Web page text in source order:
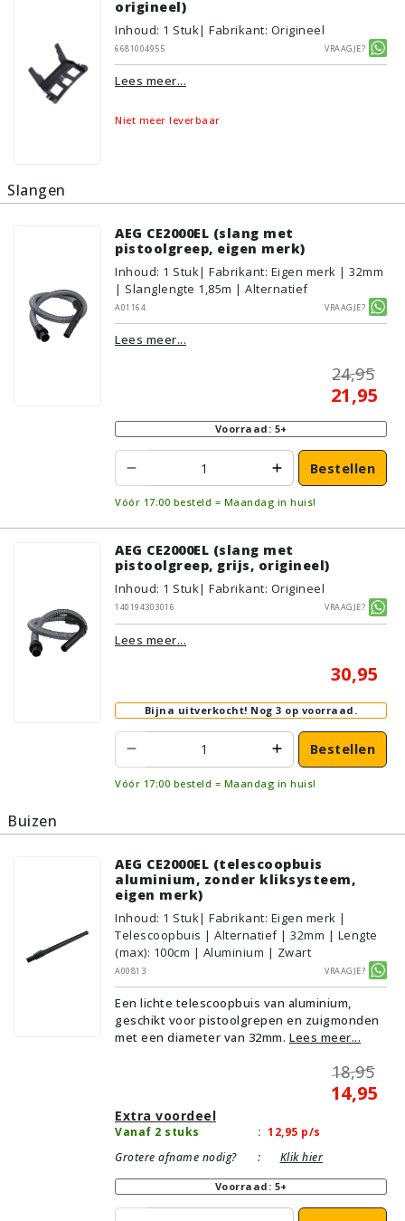
origineel)
Inhoud: 1 Stuk| Fabrikant: Origineel
6681004955
Vraagje?
Lees meer...
Niet meer leverbaar
Slangen
AEG CE2000EL (slang met
pistoolgreep, eigen merk)
Inhoud: 1 Stuk| Fabrikant: Eigen merk | 32mm
| Slanglengte 1,85m | Alternatief
A01164
Vraagje?
Lees meer...
24,95
21,95
Voorraad: 5+
Bestellen
Vóór 17:00 besteld = Maandag in huis!
AEG CE2000EL (slang met
pistoolgreep, grijs, origineel)
Inhoud: 1 Stuk| Fabrikant: Origineel
140194303016
Vraagje?
Lees meer...
30,95
Bijna uitverkocht! Nog 3 op voorraad.
Bestellen
Vóór 17:00 besteld = Maandag in huis!
Buizen
AEG CE2000EL (telescoopbuis
aluminium, zonder kliksysteem,
eigen merk)
Inhoud: 1 Stuk| Fabrikant: Eigen merk |
Telescoopbuis | Alternatief | 32mm | Lengte
(max): 100cm | Aluminium | Zwart
A00813
Vraagje?
Een lichte telescoopbuis van aluminium,
geschikt voor pistoolgrepen en zuigmonden
met een diameter van 32mm. Lees meer...
18,95
14,95
Extra voordeel
Vanaf 2 stuks : 12,95 p/s
Grotere afname nodig?
: Klik hier
Voorraad: 5+